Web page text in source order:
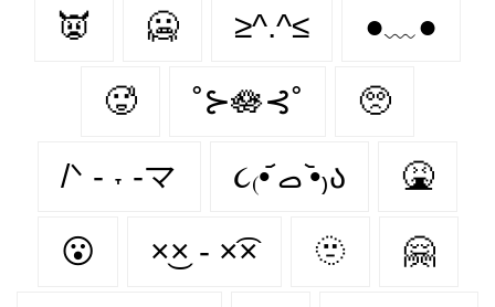
👿 🥶 ≥^.^≤ ●﹏●
🥵 ˚⊱🪷⊰˚ 🥺
/ᐠ - ˕ -マ ૮₍•᷄ ࡇ •᷅₎ა 🤮
😮‍ ×͜× - ×͡× 🫥 🤗